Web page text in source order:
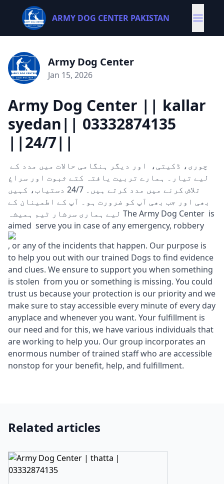
ARMY DOG CENTER PAKISTAN
Army Dog Center
Jan 15, 2026
Army Dog Center || kallar
syedan|| 03332874135
||24/7||
لیے تیار۔ ہمارے تربیت یافتہ کتے ثبوت اور سراغ
تلاش کرنے میں مدد کرتے ہیں۔ 24/7 دستیاب، کہیں
بھی اور جب بھی آپ کو ضرورت ہو۔ آپ کے اطمینان کے
لیے ہماری سرشار ٹیم ہمیشہ The Army Dog Center is
aimed serve you in case of any emergency, robbery
, or any of the incidents that happen. Our purpose is
to help you out with our trained Dogs to find evidence
and clues. We ensure to support you when something
is stolen from you or something is missing. You could
trust us because your protection is our priority and we
make sure to stay accessible every minute of every day
anyplace and whenever you want. Your fulfillment is
our need and for this, we have various individuals that
are working to help you. Our group incorporates an
enormous number of trained staff who are accessible
nonstop for your benefit, help, and fulfillment.
Related articles